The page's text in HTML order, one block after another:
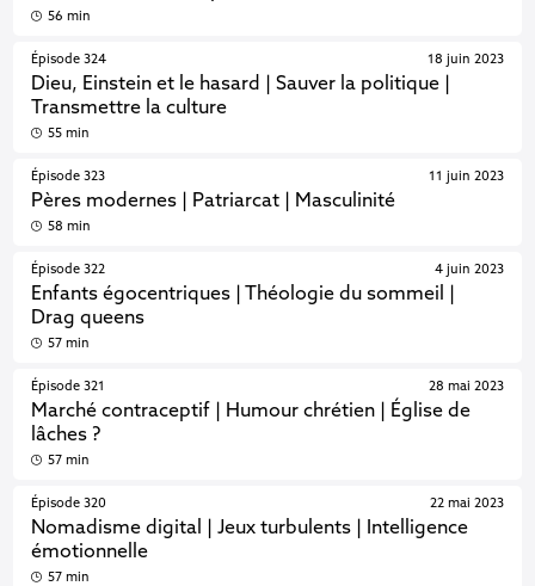
56 min
Épisode 324
Dieu, Einstein et le hasard | Sauver la politique |
Transmettre la culture
18 juin 2023
55 min
Épisode 323
Pères modernes | Patriarcat | Masculinité
11 juin 2023
58 min
Épisode 322
Enfants égocentriques | Théologie du sommeil |
Drag queens
4 juin 2023
57 min
Épisode 321
Marché contraceptif | Humour chrétien | Église de
lâches ?
28 mai 2023
57 min
Épisode 320
Nomadisme digital | Jeux turbulents | Intelligence
émotionnelle
22 mai 2023
57 min